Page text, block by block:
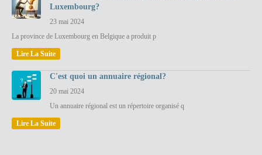
Luxembourg?
23 mai 2024
La province de Luxembourg en Belgique a produit p
Lire La Suite
C'est quoi un annuaire régional?
20 mai 2024
Un annuaire régional est un répertoire organisé q
Lire La Suite